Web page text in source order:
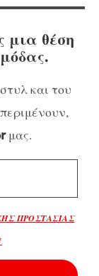
μια θέση
και του
μας.
ΠΡΟΣΤΑΣΙΑΣ